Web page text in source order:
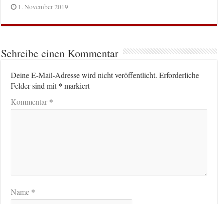
1. November 2019
Schreibe einen Kommentar
Deine E-Mail-Adresse wird nicht veröffentlicht. Erforderliche
Felder sind mit* markiert
Kommentar*
Name *